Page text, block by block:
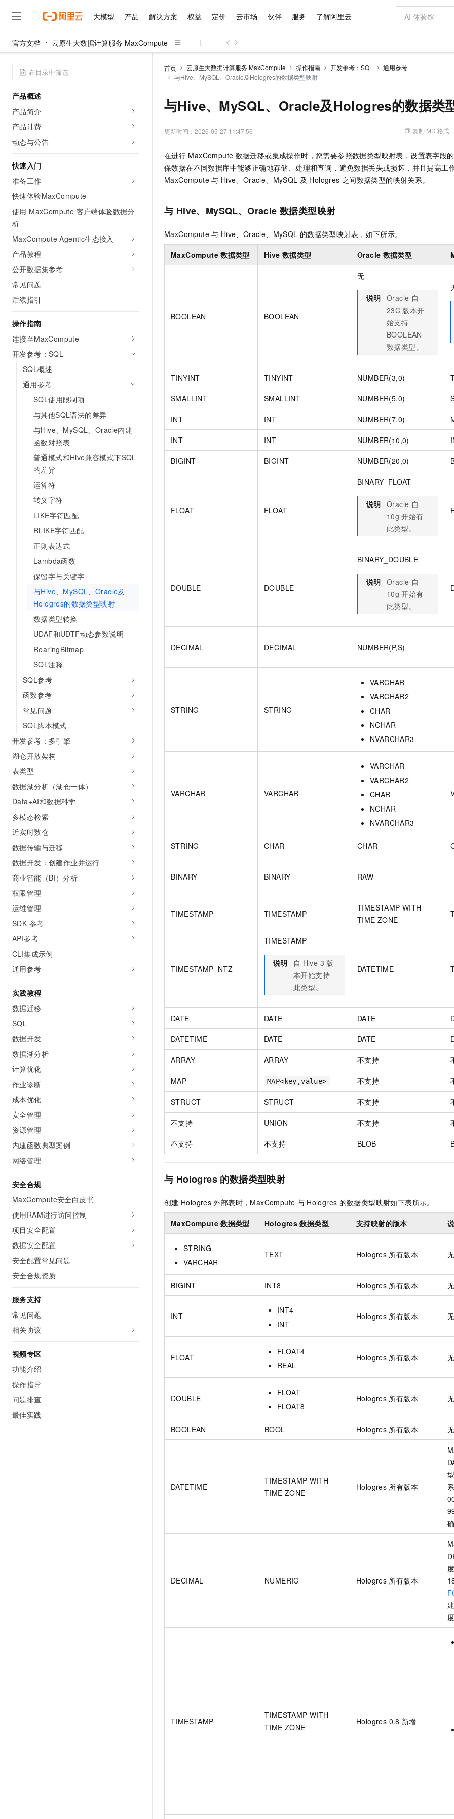
大模型 产品 解决方案 权益 定价 云市场 伙伴 服务 了解阿里云
官方文档 云原生大数据计算服务 MaxCompute
产品概述
产品简介
产品计费
动态与公告
快速入门
准备工作
快速体验MaxCompute
使用 MaxCompute 客户端体验数据分
析
MaxCompute Agentic生态接入
产品教程
公开数据集参考
常见问题
后续指引
操作指南
连接至MaxCompute
开发参考：SQL
SQL概述
通用参考
SQL使用限制项
与其他SQL语法的差异
与Hive、MySQL、Oracle内建
函数对照表
普通模式和Hive兼容模式下SQL
的差异
运算符
转义字符
LIKE字符匹配
RLIKE字符匹配
正则表达式
Lambda函数
保留字与关键字
与Hive、MySQL、Oracle及
Hologres的数据类型映射
数据类型转换
UDAF和UDTF动态参数说明
RoaringBitmap
SQL注释
SQL参考
函数参考
常见问题
SQL脚本模式
开发参考：多引擎
湖仓开放架构
表类型
数据湖分析（湖仓一体）
Data+AI和数据科学
多模态检索
近实时数仓
数据传输与迁移
数据开发：创建作业并运行
商业智能（BI）分析
权限管理
运维管理
SDK 参考
API参考
CLI集成示例
通用参考
实践教程
数据迁移
SQL
数据开发
数据湖分析
计算优化
作业诊断
成本优化
安全管理
资源管理
内建函数典型案例
网络管理
安全合规
MaxCompute安全白皮书
使用RAM进行访问控制
项目安全配置
数据安全配置
安全配置常见问题
安全合规资质
服务支持
常见问题
相关协议
视频专区
功能介绍
操作指导
问题排查
最佳实践
首页 云原生大数据计算服务 MaxCompute 操作指南 开发参考：SQL
通用参考
与Hive、MySQL、Oracle及Hologres的数据类型映射
与Hive、MySQL、Oracle及Hologres的数据类
更新时间： 2026-05-27 11:47:56 复制 MD 格式
在进行 MaxCompute 数据迁移或集成操作时，您需要参照数据类型映射表，设置表字段
保数据在不同数据库中能够正确地存储、处理和查询，避免数据丢失或损坏，并且提高工
MaxCompute 与 Hive、Oracle、MySQL 及 Hologres 之间数据类型的映射关系。
与 Hive、MySQL、Oracle 数据类型映射
MaxCompute 与 Hive、Oracle、MySQL 的数据类型映射表，如下所示。
MaxCompute 数据类型 Hive 数据类型 Oracle 数据类型
BOOLEAN BOOLEAN
无
说明 Oracle 自
23C 版本开
始支持
BOOLEAN
数据类型。
TINYINT TINYINT NUMBER(3,0)
SMALLINT SMALLINT NUMBER(5,0)
INT INT NUMBER(7,0)
INT INT NUMBER(10,0)
BIGINT BIGINT NUMBER(20,0)
FLOAT FLOAT
BINARY_FLOAT
说明 Oracle 自
10g 开始有
此类型。
DOUBLE DOUBLE
BINARY_DOUBLE
说明 Oracle 自
10g 开始有
此类型。
DECIMAL DECIMAL NUMBER(P,S)
STRING STRING
VARCHAR
VARCHAR2
CHAR
NCHAR
NVARCHAR3
VARCHAR VARCHAR
VARCHAR
VARCHAR2
CHAR
NCHAR
NVARCHAR3
STRING CHAR CHAR
BINARY BINARY RAW
TIMESTAMP TIMESTAMP
TIMESTAMP WITH
TIME ZONE
TIMESTAMP_NTZ
TIMESTAMP
说明 自 Hive 3 版
本开始支持
此类型。
DATETIME
DATE DATE DATE
DATETIME DATE DATE
ARRAY ARRAY 不支持
MAP MAP<key,value> 不支持
STRUCT STRUCT 不支持
不支持 UNION 不支持
不支持 不支持 BLOB
与 Hologres 的数据类型映射
创建 Hologres 外部表时，MaxCompute 与 Hologres 的数据类型映射如下表所示。
MaxCompute 数据类型 Hologres 数据类型 支持映射的版本
STRING
VARCHAR
TEXT Hologres 所有版本 无
BIGINT INT8 Hologres 所有版本 无
INT
INT4
INT
Hologres 所有版本 无
FLOAT
FLOAT4
REAL
Hologres 所有版本 无
DOUBLE
FLOAT
FLOAT8
Hologres 所有版本 无
BOOLEAN BOOL Hologres 所有版本 无
DATETIME
TIMESTAMP WITH
TIME ZONE
Hologres 所有版本
DECIMAL NUMERIC Hologres 所有版本
TIMESTAMP
TIMESTAMP WITH
TIME ZONE
Hologres 0.8 新增
大模型
千问AI平台
大模型
文本生成
Qwen3.8-Max HOT
智能体时代全能旗舰模型
视觉 Coding、空间感知、多模态思考等全面升级
Kimi-K3 NEW
Kimi 最新旗舰模型，长程编程与推理利器
1M上下文，专为长程任务能力而生
图片和
让文字生成流
新一代 AI 视频生成模型，深度适配广告营销等场景
大模型服务平台百炼-应用模版
丰富多元化的应用模版和解决方案
AI Native 的算法工程平台，一站式完成建模、训练、推理服务部署
Qoder
面向真实软件
云端极速 AI
大模型解决方案
快速部署 Dify，高效搭建 AI 应用
10 分钟在聊天系统中增加一个 AI 助手
在企业官网、通讯软件中为客户提供 AI 客服
10分钟微调：让0.6B模型媲美235B模型
用1%尺寸在特定领域达到大模型90%以上效果
即刻拥有 DeepSeek-R1 满血版
多种方案随心选，轻松解锁专属 DeepSeek
多模态数据
超强辅助，
产品
精选产品
容器
存储
网络与CDN
安全
中间件
数据库
大数据计算
媒体服务
企业服务与云通信
终端用户计算
Serverless
迁移与运维管理
专有云
精选产品
大模型服务平台百炼 大模型
千问大模型 大模型
随时随地安全接入的云上超级电脑
云解析DNS
覆盖公网/内网、递归/权威、移动APP等全场景解析服务
云原生大数据计算服务 MaxCompute
面向分析的企业级SaaS模式云数据仓库
域名与网站
对象存储 OSS
一站式AI开发、训练和推理服务
Qoder CN
基于千问大模型等，支持代码智能生成、研发智能问答
容器服务 Kubernetes 版 ACK
提供一站式管理容器应用的 K8s 服务
云数据库
面向真实软件
云原生数据
解决方案
精选解决方案
大数据
现代化应用
安全
网络
可观测
企业出海
政企业务
精选解决方案
睿译宝，AI翻译排版一步到位 NEW
GLM-5.2：长任务时代开源旗舰模型
自主进化，持久记忆，越用越聪明
快速拥有专属 OpenClaw
让AI从“聊天伙伴”进化为能干活的“数字员工”
即刻拥有 DeepSeek-V4-Pro
从聊天伙伴进化为能主动干活的本地数字员工
Claude Code + GStack 打造工程团队
安装技能 GStack，拥有专属 AI 工程团队
一键部署幻兽
低代码高效
权益 普惠上云
普惠上云 官方力荐
官方推荐返现计划
高校专属算力普惠，学生认证享300元代金券
免费试用
解决方案免费试用 新老同享
最高领取价值200元试用点，立即开启云上创新
AI 产品 免费试用
1亿+ 大模型 tokens 和 30+ 款产品免费体验
140+云产品 免费试用
AI 特惠
智启 AI 普惠权益
阿里云 OPC 创新助力计划
Qwen3.8-Max 首发尝鲜，限时加量 10 倍，夜间低至2折
千问办公，限时限量积分加倍 NEW
你的AI工作搭子，覆盖日常办公高频场景
万小智 AI 建站低至 15元/月
送.CN域名，送备案服务码
Night Plan 支持 Qwen 3.8-Max NEW
夜间 5 折，Qwen/Meoo/TokenPlan 客户专享
AI 场景体
AI 电商营销
图文、视频一
AI 建站
0 代码专业建
AI智能应用，
智能客服
定价 产品定价
了解云产品的定价详情
云上成本管理
价格计算器
自助选配和估算价格
价格优势
配置报价
云市场 精选商城
网站建设
多端小程序
Salesforce 国际版订阅
友盟天域
观测云
Tuya 物联网平台阿里云版
电子合同
Tableau 订阅
AI空中课堂在线直播课堂（旗舰版）
行业生态解决方案
数据与 API
数据集
身份实名认证
OCR 文字识别
发票查验
快递物流查询
企业应用
ERP
财税管理
基础软件
宝塔 Linux
CentOS
Docker
JAVA
全能环境
Red Hat
建站小程序
模板建站
定制建站
模板小程序
定制小程序
伙伴 成为销售伙伴
分销伙伴
Salesforce On Alibaba Cloud
Consulting Partner 合作计划
成为产品伙伴
产品生态集成认证中心
产品生态伙伴工作台
产品伙伴
云存储合作计
数据库合作
云网络合作
Salesforce
计划
服务 售前咨询
在线服务
售后服务
自助服务
工单服务
短信专区
企业增值服务
企业支持计划
企业增值服务台
服务实践
创新中心
阿里云认证
全部认证
训练营
官网公告
健康状态
了解阿里云 为什么选择阿里云
什么是云计算
技术领先
稳定可靠
安全合规
分析师报告
研究报告与白皮书
云开发大赛
入门学习赛
最佳实践
云上春晚
云栖战略参考
看见新力量
金融模力时刻
市场活动
云栖大会
活动全景
魔搭
魔搭